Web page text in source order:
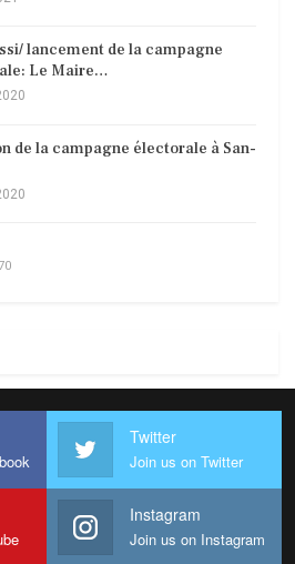
lancement de la campagne
Le Maire…
de la campagne électorale à San-
Twitter
Join us on Twitter
Instagram
Join us on Instagram